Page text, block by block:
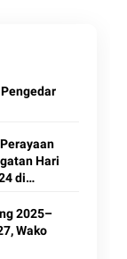
Hari
di
2025–
Wako